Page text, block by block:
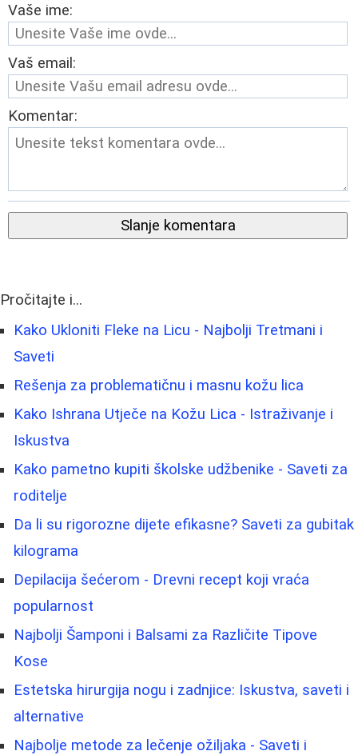
Vaše ime:
Vaš email:
Komentar:
Slanje komentara
Pročitajte i...
Kako Ukloniti Fleke na Licu - Najbolji Tretmani i
Saveti
Rešenja za problematičnu i masnu kožu lica
Kako Ishrana Utječe na Kožu Lica - Istraživanje i
Iskustva
Kako pametno kupiti školske udžbenike - Saveti za
roditelje
Da li su rigorozne dijete efikasne? Saveti za gubitak
kilograma
Depilacija šećerom - Drevni recept koji vraća
popularnost
Najbolji Šamponi i Balsami za Različite Tipove
Kose
Estetska hirurgija nogu i zadnjice: Iskustva, saveti i
alternative
Najbolje metode za lečenje ožiljaka - Saveti i